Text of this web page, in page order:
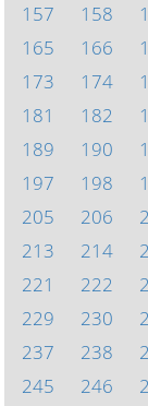
157
158
165
166
173
174
181
182
189
190
197
198
205
206
213
214
221
222
229
230
237
238
245
246